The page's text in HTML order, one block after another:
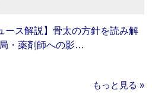
ース解説】骨太の方針を読み解
・薬剤師への影…
もっと見る »